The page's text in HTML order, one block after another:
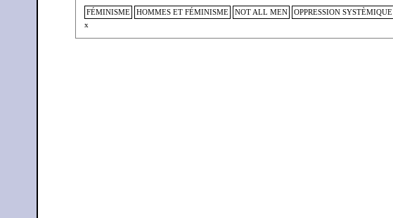
FÉMINISME HOMMES ET FÉMINISME NOT ALL MEN OPPRESSION SYSTÈMIQUE
x